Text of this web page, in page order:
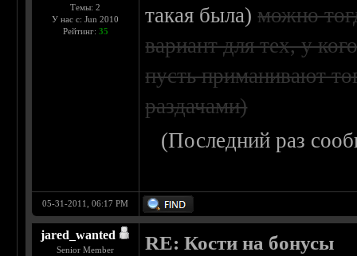
Темы: 2
У нас с: Jun 2010
Рейтинг: 35
такая была)можно
вариант для тех, у
пусть приманивают
раздачами)
(Последний раз
05-31-2011, 06:17 PM
jared_wanted
Senior Member RE: Кости на бонусы